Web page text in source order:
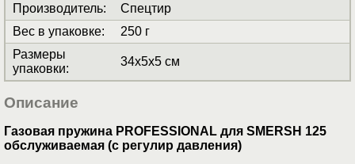
Производитель:
Спецтир
Вес в упаковке:
250 г
Размеры
упаковки:
34x5x5 см
Описание
Газовая пружина PROFESSIONAL для SMERSH 125
обслуживаемая (с регулир давления)